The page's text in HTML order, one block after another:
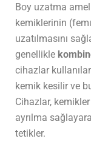
Boy uzatma
kemiklerinin
uzatılmasını
genellikle
cihazlar
kemik kesilir ve
Cihazlar,
ayrılma
tetikler.